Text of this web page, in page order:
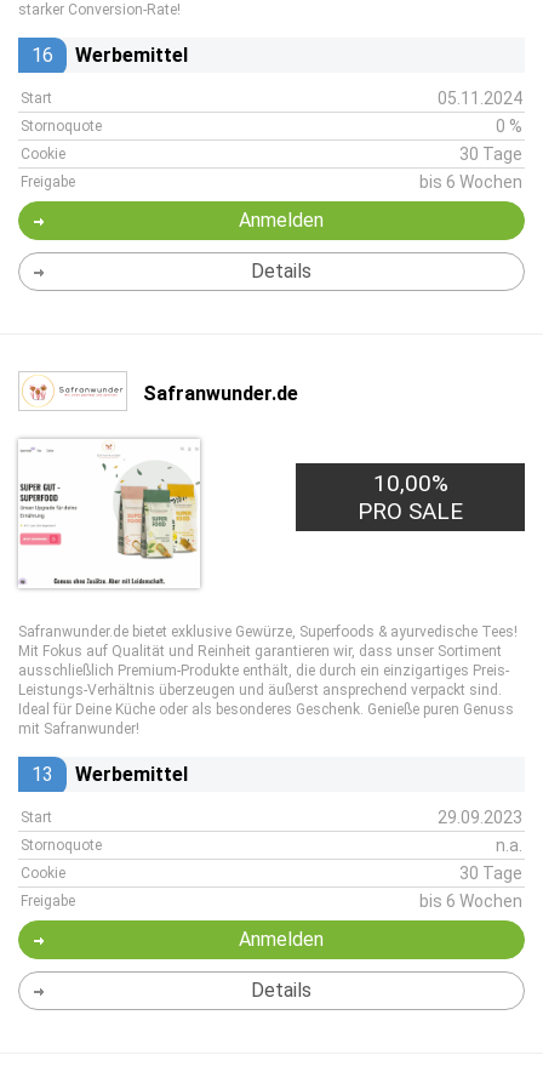
starker Conversion-Rate!
16 Werbemittel
Start 05.11.2024
Stornoquote 0 %
Cookie 30 Tage
Freigabe bis 6 Wochen
Anmelden
Details
Safranwunder.de
10,00%
PRO SALE
Safranwunder.de bietet exklusive Gewürze, Superfoods & ayurvedische Tees!
Mit Fokus auf Qualität und Reinheit garantieren wir, dass unser Sortiment
ausschließlich Premium-Produkte enthält, die durch ein einzigartiges Preis-
Leistungs-Verhältnis überzeugen und äußerst ansprechend verpackt sind.
Ideal für Deine Küche oder als besonderes Geschenk. Genieße puren Genuss
mit Safranwunder!
13 Werbemittel
Start 29.09.2023
Stornoquote n.a.
Cookie 30 Tage
Freigabe bis 6 Wochen
Anmelden
Details